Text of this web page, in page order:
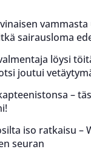
sairausloma
löysi
joutui
–
iso ratkaisu –
seuran